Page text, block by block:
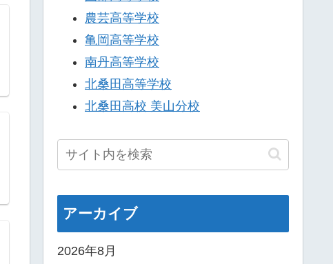
農芸高等学校
亀岡高等学校
南丹高等学校
北桑田高等学校
北桑田高校 美山分校
アーカイブ
2026年8月